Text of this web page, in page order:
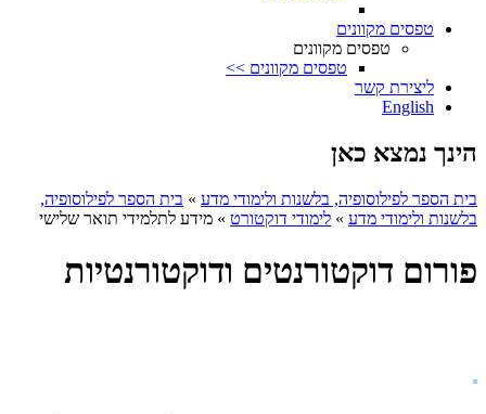
טפסים מקוונים
טפסים מקוונים
טפסים מקוונים >>
ליצירת קשר
English
הינך נמצא כאן
בית הספר לפילוסופיה, בלשנות ולימודי מדע » בית הספר לפילוסופיה,
בלשנות ולימודי מדע » לימודי דוקטורט » מידע לתלמידי תואר שלישי
פורום דוקטורנטים ודוקטורנטיות